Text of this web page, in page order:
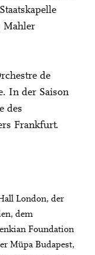
Mahler
de
In der Saison
des
Frankfurt.
London, der
dem
Foundation
Müpa Budapest,